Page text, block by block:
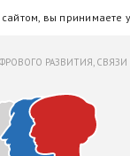
вы принимаете
РАЗВИТИЯ,